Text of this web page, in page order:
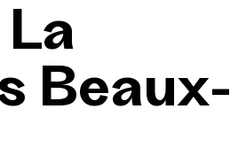
Beaux-